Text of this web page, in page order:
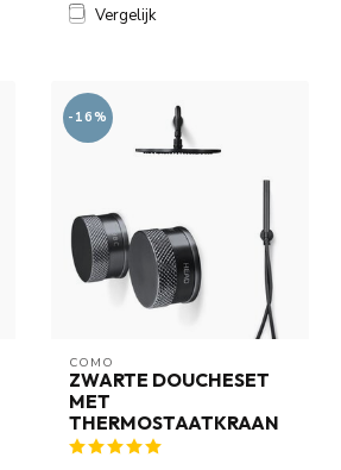
Vergelijk
-16%
COMO
ZWARTE DOUCHESET
MET
THERMOSTAATKRAAN